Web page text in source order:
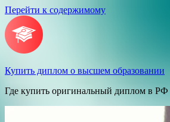
Перейти к содержимому
Купить диплом о высшем образовании
Где купить оригинальный диплом в РФ